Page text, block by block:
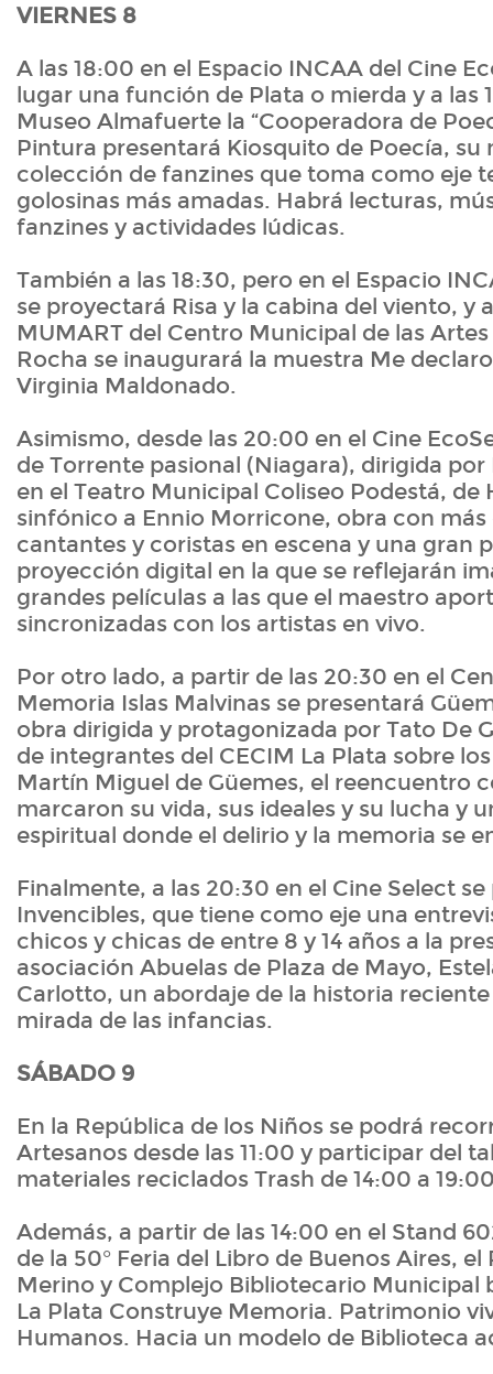
VIERNES 8
A las 18:00 en el Espacio INCAA del Cine
lugar una función de Plata o mierda y a las
Museo Almafuerte la “Cooperadora de
Pintura presentará Kiosquito de Poecía, su
colección de fanzines que toma como eje
golosinas más amadas. Habrá lecturas,
fanzines y actividades lúdicas.
También a las 18:30, pero en el Espacio
se proyectará Risa y la cabina del viento, y
MUMART del Centro Municipal de las
Rocha se inaugurará la muestra Me
Virginia Maldonado.
Asimismo, desde las 20:00 en el Cine
de Torrente pasional (Niagara), dirigida
en el Teatro Municipal Coliseo Podestá, de
sinfónico a Ennio Morricone, obra con más
cantantes y coristas en escena y una gran
proyección digital en la que se reflejarán
grandes películas a las que el maestro
sincronizadas con los artistas en vivo.
Por otro lado, a partir de las 20:30 en el
Memoria Islas Malvinas se presentará
obra dirigida y protagonizada por Tato De
de integrantes del CECIM La Plata sobre
Martín Miguel de Güemes, el reencuentro
marcaron su vida, sus ideales y su lucha y
espiritual donde el delirio y la memoria se
Finalmente, a las 20:30 en el Cine Select
Invencibles, que tiene como eje una
chicos y chicas de entre 8 y 14 años a la
asociación Abuelas de Plaza de Mayo,
Carlotto, un abordaje de la historia reciente
mirada de las infancias.
SÁBADO 9
En la República de los Niños se podrá
Artesanos desde las 11:00 y participar del
materiales reciclados Trash de 14:00 a
Además, a partir de las 14:00 en el Stand
de la 50° Feria del Libro de Buenos Aires, el
Merino y Complejo Bibliotecario Municipal
La Plata Construye Memoria. Patrimonio
Humanos. Hacia un modelo de Biblioteca